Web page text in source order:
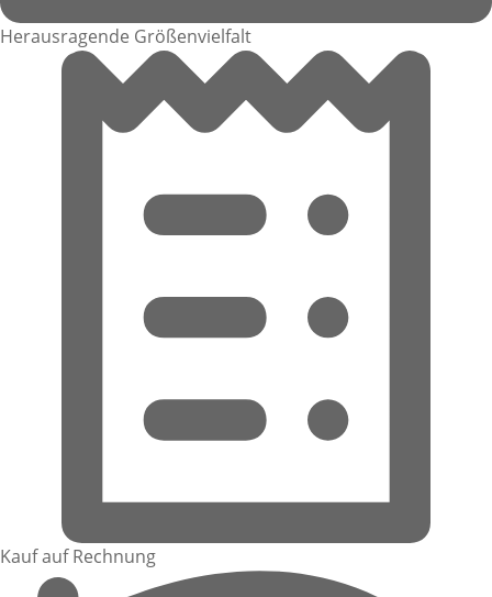
Herausragende Größenvielfalt
Kauf auf Rechnung